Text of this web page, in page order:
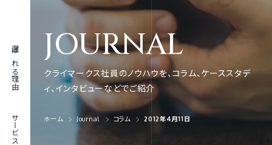
選ばれる理由
サービス
WORK
実績
ABOUT
企業情報
RECRUIT
JOURNAL
クライマークス社員のノウハウを、コラム、ケーススタデ
ィ、インタビューなどでご紹介
ホーム Journal コラム 2012年4月11日